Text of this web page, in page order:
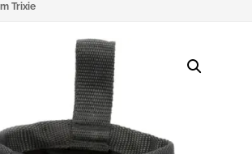
Trixie